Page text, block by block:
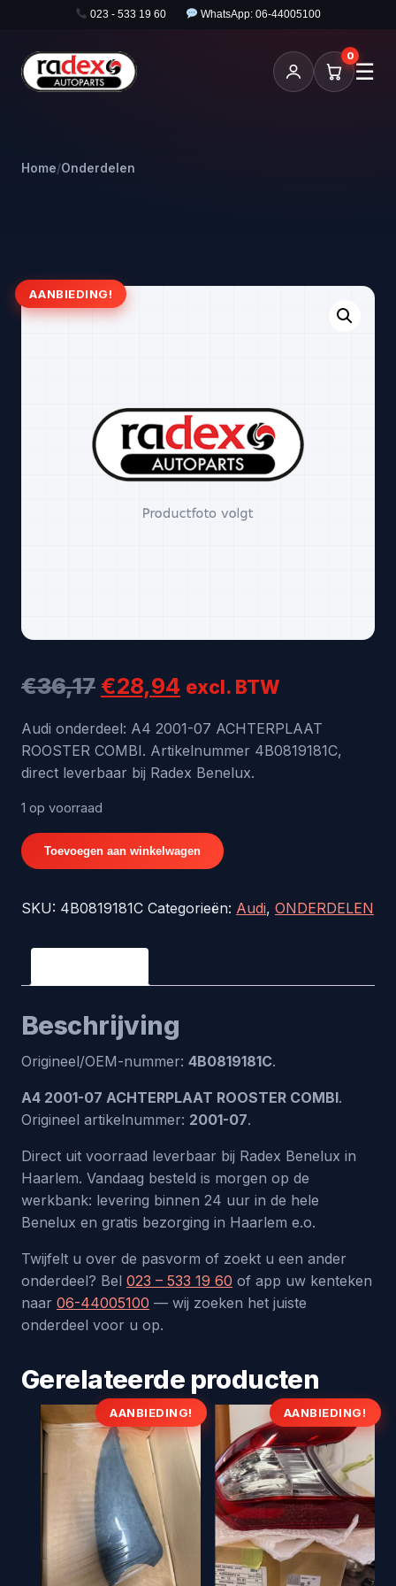
023 - 533 19 60 WhatsApp: 06-44005100
0
☰
Home/Onderdelen
AANBIEDING!
€36,17Oorspronkelijke
prijs
was:
€28,94 Huidige
prijs
is:
excl. BTW
Audi onderdeel: A4 2001-07 ACHTERPLAAT
ROOSTER COMBI. Artikelnummer 4B0819181C,
direct leverbaar bij Radex Benelux.
1 op voorraad
A4
2001-
ACHTERPLAAT
COMBI
nr.
aantal
Toevoegen aan winkelwagen
SKU: 4B0819181C Categorieën: Audi, ONDERDELEN
Beschrijving
Origineel/OEM-nummer: 4B0819181C.
A4 2001-07 ACHTERPLAAT ROOSTER COMBI.
Origineel artikelnummer: 2001-07.
Direct uit voorraad leverbaar bij Radex Benelux in
Haarlem. Vandaag besteld is morgen op de
werkbank: levering binnen 24 uur in de hele
Benelux en gratis bezorging in Haarlem e.o.
Twijfelt u over de pasvorm of zoekt u een ander
onderdeel? Bel 023 – 533 19 60 of app uw kenteken
naar 06-44005100 — wij zoeken het juiste
onderdeel voor u op.
Gerelateerde producten
AANBIEDING! AANBIEDING!